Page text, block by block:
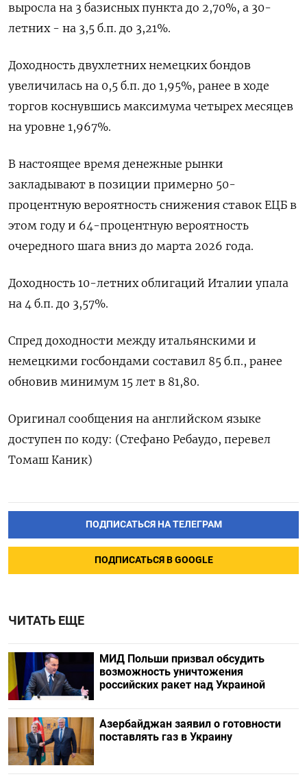
выросла на 3 базисных пункта до 2,70%, а 30-
летних - на 3,5 б.п. до 3,21%.
Доходность двухлетних немецких бондов
увеличилась на 0,5 б.п. до 1,95%, ранее в ходе
торгов коснувшись максимума четырех месяцев
на уровне 1,967%.
В настоящее время денежные рынки
закладывают в позиции примерно 50-
процентную вероятность снижения ставок ЕЦБ в
этом году и 64-процентную вероятность
очередного шага вниз до марта 2026 года.
Доходность 10-летних облигаций Италии упала
на 4 б.п. до 3,57%.
Спред доходности между итальянскими и
немецкими госбондами составил 85 б.п., ранее
обновив минимум 15 лет в 81,80.
Оригинал сообщения на английском языке
доступен по коду: (Стефано Ребаудо, перевел
Томаш Каник)
ПОДПИСАТЬСЯ НА ТЕЛЕГРАМ
ПОДПИСАТЬСЯ В GOOGLE
ЧИТАТЬ ЕЩЕ
МИД Польши призвал обсудить
возможность уничтожения
российских ракет над Украиной
Азербайджан заявил о готовности
поставлять газ в Украину